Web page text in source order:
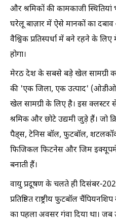
और श्रमिकों की कामकाजी
घरेलू बाज़ार में ऐसे मानकों का दबाव
वैश्विक प्रतिस्पर्धा में बने रहने के
होगा।
मेरठ देश के सबसे बड़े खेल सामग्री
की 'एक जिला, एक उत्पाद'
खेल सामग्री के लिए है। इस क्लस्टर
श्रमिक और छोटे उद्यमी जुड़े हैं। जो
पैड्स, टेनिस बॉल, फुटबॉल,
फिजिकल फिटनेस और जिम
बनाती हैं।
वायु प्रदूषण के चलते ही दिसंबर-
प्रतिष्ठित राष्ट्रीय फुटबॉल
का पहला अवसर गंवा दिया था। जब